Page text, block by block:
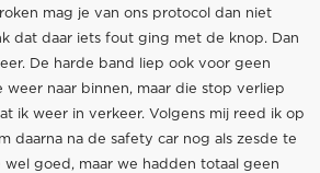
mag je van ons protocol dan niet
dat daar iets fout ging met de knop. Dan
De harde band liep ook voor geen
weer naar binnen, maar die stop verliep
ik weer in verkeer. Volgens mij reed ik op
daarna na de safety car nog als zesde te
goed, maar we hadden totaal geen